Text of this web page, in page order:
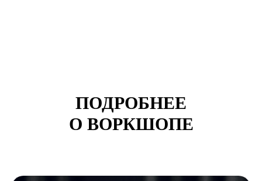
ПОДРОБНЕЕ
О ВОРКШОПЕ
диалоги в компании»
ПОЛУЧИТ В ПОДАРОК
РЕГИСТРАЦИЮ